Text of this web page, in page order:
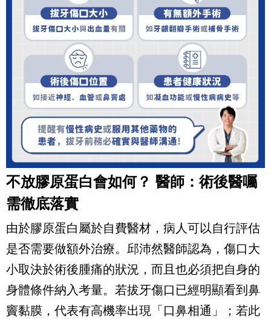
不放膠原蛋白會如何？ 醫師：術後醫囑
需徹底落實
由於膠原蛋白屬於自費醫材，病人可以自行評估
是否需要做額外治療。邱沛然醫師認為，傷口大
小取決於術後腫痛的狀況，而且也必須把自身的
身體條件納入考量。若拔牙傷口已經明顯看到鼻
竇黏膜，代表有高機率出現「口鼻相通」；若此